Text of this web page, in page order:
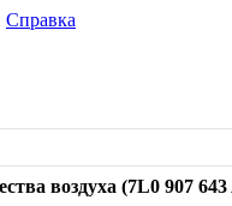
Справка
воздуха (7L0 907 643